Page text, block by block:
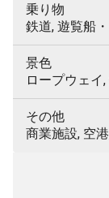
乗り物
鉄道, 遊覧船
景色
ロープウェイ
その他
商業施設, 空